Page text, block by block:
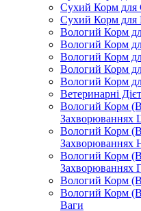
Сухий Корм для
Сухий Корм для
Вологий Корм
Вологий Корм
Вологий Корм
Вологий Корм
Вологий Корм
Ветеринарні
Вологий Корм
Вологий Корм
Захворюваннях
Вологий Корм
Захворюваннях
Вологий Корм
Вологий Корм
Ваги